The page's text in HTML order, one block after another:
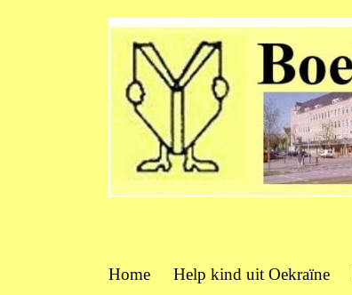
Home Help kind uit Oekraïne